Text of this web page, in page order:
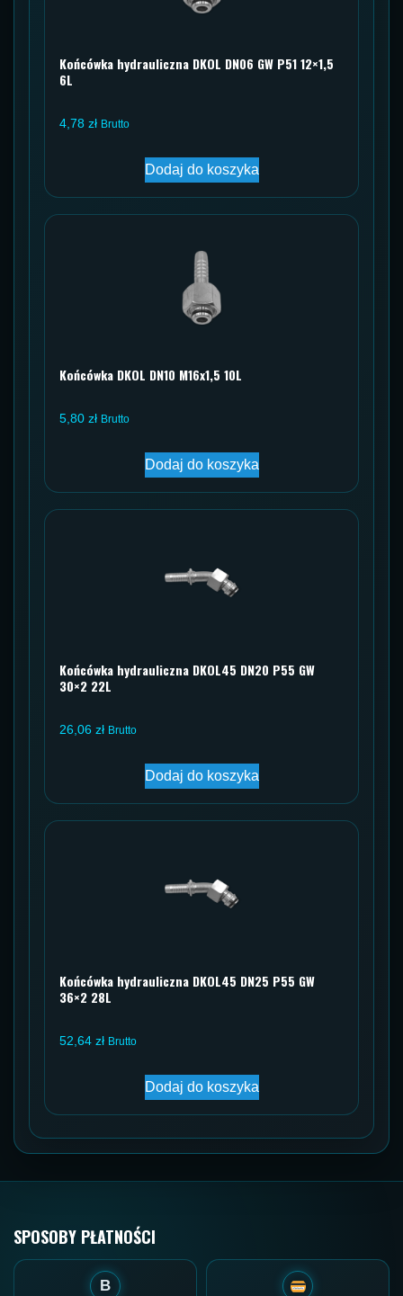
Końcówka hydrauliczna DKOL DN06 GW P51 12×1,5
6L
4,78 zł Brutto
Dodaj do koszyka
Końcówka DKOL DN10 M16x1,5 10L
5,80 zł Brutto
Dodaj do koszyka
Końcówka hydrauliczna DKOL45 DN20 P55 GW
30×2 22L
26,06 zł Brutto
Dodaj do koszyka
Końcówka hydrauliczna DKOL45 DN25 P55 GW
36×2 28L
52,64 zł Brutto
Dodaj do koszyka
SPOSOBY PŁATNOŚCI
B